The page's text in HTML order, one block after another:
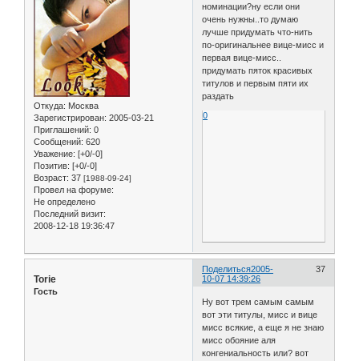
Откуда: Москва
Зарегистрирован: 2005-03-21
Приглашений: 0
Сообщений: 620
Уважение: [+0/-0]
Позитив: [+0/-0]
Возраст: 37 [1988-09-24]
Провел на форуме:
Не определено
Последний визит:
2008-12-18 19:36:47
номинации?ну если они
очень нужны..то думаю
лучше придумать что-нить
по-оригинальнее вице-мисс и
первая вице-мисс..
придумать пяток красивых
титулов и первым пяти их
раздать
0
Поделиться 37
2005-
10-07 14:39:26
Torie
Гость
Ну вот трем самым самым
вот эти титулы, мисс и вице
мисс всякие, а еще я не знаю
мисс обояние аля
конгениальность или? вот